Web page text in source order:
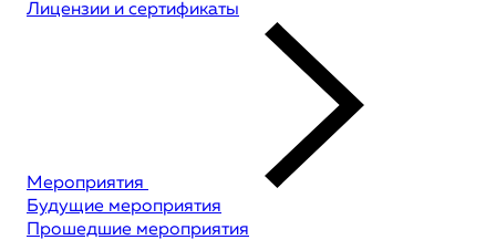
Лицензии и сертификаты
Мероприятия
Будущие мероприятия
Прошедшие мероприятия